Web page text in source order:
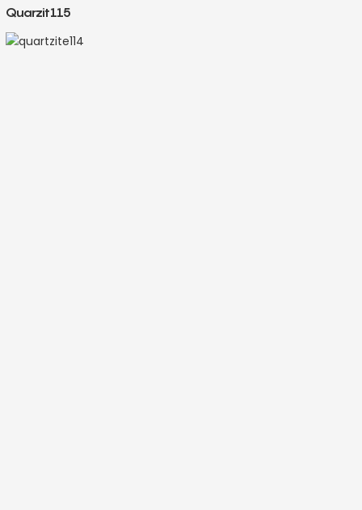
Quarzit115